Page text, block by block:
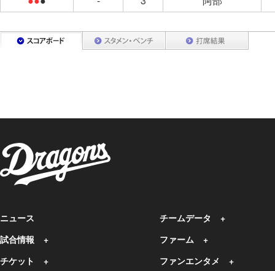
ニュース
試合情報
チケット
チームデータ
ファーム
ファンエンタメ